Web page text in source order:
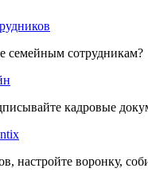
семейным сотрудникам?
кадровые
настройте воронку,